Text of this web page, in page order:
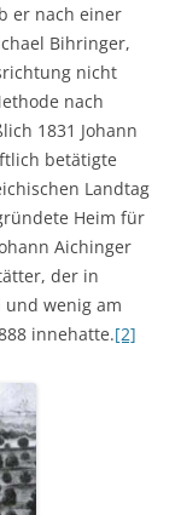
er nach einer
Bihringer,
nicht
nach
1831 Johann
betätigte
Landtag
Heim für
Aichinger
der in
wenig am
innehatte.[2]